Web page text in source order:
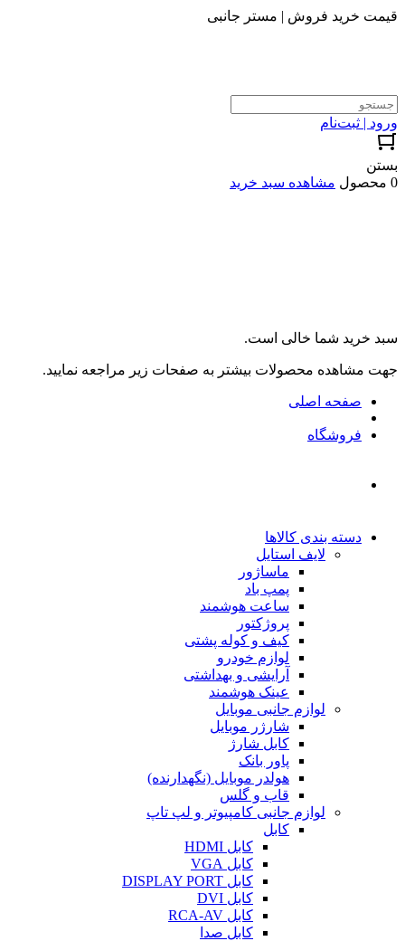
قیمت خرید فروش | مستر جانبی
ورود | ثبت‌نام
بستن
0 محصول
مشاهده سبد خرید
سبد خرید شما خالی است.
جهت مشاهده محصولات بیشتر به صفحات زیر مراجعه نمایید.
صفحه اصلی
فروشگاه
دسته بندی کالاها
لایف استایل
ماساژور
پمپ باد
ساعت هوشمند
پروژکتور
کیف و کوله پشتی
لوازم خودرو
آرایشی و بهداشتی
عینک هوشمند
لوازم جانبی موبایل
شارژر موبایل
کابل شارژ
پاور بانک
هولدر موبایل (نگهدارنده)
قاب و گلس
لوازم جانبی کامپیوتر و لپ تاپ
کابل
کابل HDMI
کابل VGA
کابل DISPLAY PORT
کابل DVI
کابل RCA-AV
کابل صدا